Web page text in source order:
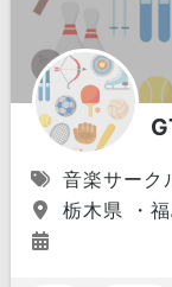
音楽サーク
栃木県 ・